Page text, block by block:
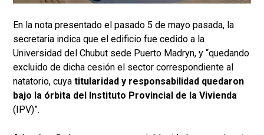
En la nota presentado el pasado 5 de mayo pasada, la
secretaria indica que el edificio fue cedido a la
Universidad del Chubut sede Puerto Madryn, y “quedando
excluido de dicha cesión el sector correspondiente al
natatorio, cuya titularidad y responsabilidad quedaron
bajo la órbita del Instituto Provincial de la Vivienda
(IPV)”.